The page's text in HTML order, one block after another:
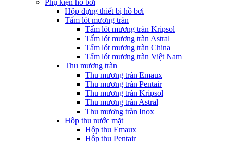
Phụ kiện hồ bơi
Hộp đựng thiết bị hồ bơi
Tấm lót mương tràn
Tấm lót mương tràn Kripsol
Tấm lót mương tràn Astral
Tấm lót mương tràn China
Tấm lót mương tràn Việt Nam
Thu mương tràn
Thu mương tràn Emaux
Thu mương tràn Pentair
Thu mương tràn Kripsol
Thu mương tràn Astral
Thu mương tràn Inox
Hôp thu nước mặt
Hộp thu Emaux
Hộp thu Pentair